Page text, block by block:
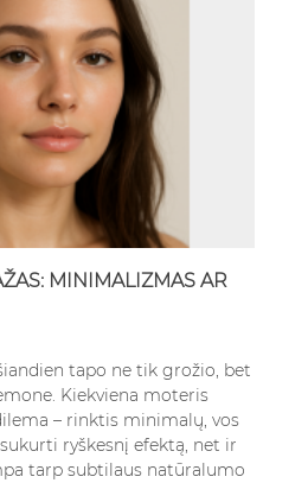
MINIMALIZMAS AR
tapo ne tik grožio, bet
Kiekviena moteris
– rinktis minimalų, vos
ryškesnį efektą, net ir
tarp subtilaus natūralumo